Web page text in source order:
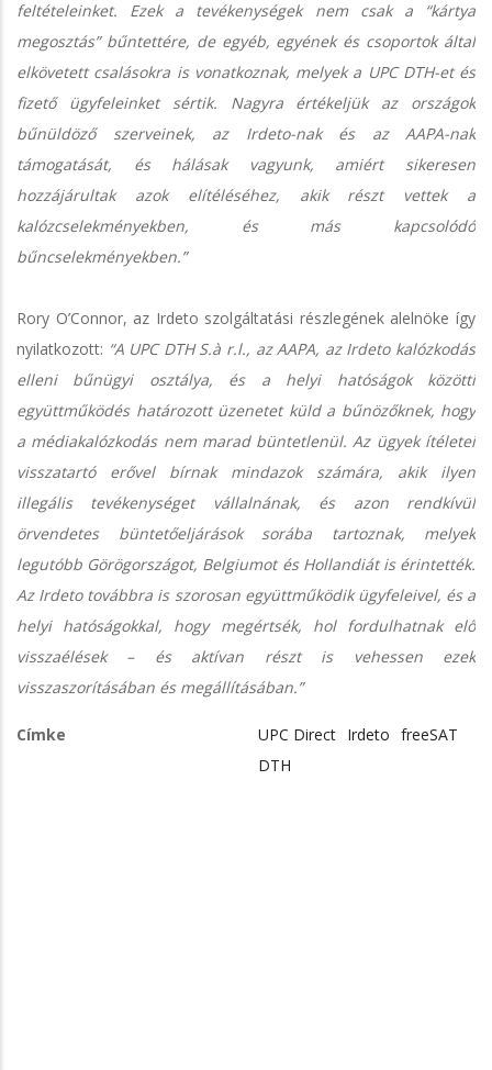
feltételeinket. Ezek a tevékenységek nem csak a “kártya
megosztás” bűntettére, de egyéb, egyének és csoportok által
elkövetett csalásokra is vonatkoznak, melyek a UPC DTH-et és
fizető ügyfeleinket sértik. Nagyra értékeljük az országok
bűnüldöző szerveinek, az Irdeto-nak és az AAPA-nak
támogatását, és hálásak vagyunk, amiért sikeresen
hozzájárultak azok elítéléséhez, akik részt vettek a
kalózcselekményekben, és más kapcsolódó
bűncselekményekben.”
Rory O’Connor, az Irdeto szolgáltatási részlegének alelnöke így
nyilatkozott: “A UPC DTH S.à r.l., az AAPA, az Irdeto kalózkodás
elleni bűnügyi osztálya, és a helyi hatóságok közötti
együttműködés határozott üzenetet küld a bűnözőknek, hogy
a médiakalózkodás nem marad büntetlenül. Az ügyek ítéletei
visszatartó erővel bírnak mindazok számára, akik ilyen
illegális tevékenységet vállalnának, és azon rendkívül
örvendetes büntetőeljárások sorába tartoznak, melyek
legutóbb Görögországot, Belgiumot és Hollandiát is érintették.
Az Irdeto továbbra is szorosan együttműködik ügyfeleivel, és a
helyi hatóságokkal, hogy megértsék, hol fordulhatnak elő
visszaélések – és aktívan részt is vehessen ezek
visszaszorításában és megállításában.”
Címke UPC Direct Irdeto freeSAT
DTH